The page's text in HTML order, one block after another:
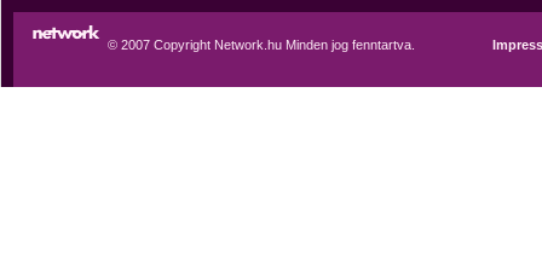
© 2007 Copyright Network.hu Minden jog fenntartva.